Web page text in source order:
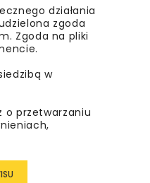
działania
zgoda
Zgoda na pliki
w
o przetwarzaniu